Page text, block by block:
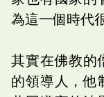
為這一個時代
其實在佛教的
的領導人，他